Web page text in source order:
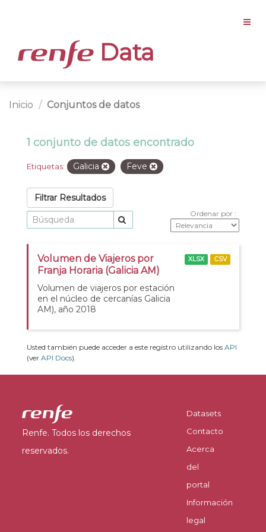
Data
Inicio Conjuntos de datos
1 conjunto de datos encontrado
Etiquetas: Galicia Feve
Filtrar Resultados
Ordenar por
Volumen de Viajeros por
Franja Horaria (Galicia AM)
Volumen de viajeros por estación
en el núcleo de cercanías Galicia
AM), año 2018
XLSX CSV
Usted también puede acceder a este registro utilizando los API
(ver API Docs).
Renfe. Todos los derechos
reservados.
Datasets
Contacto
Acerca
del
portal
Información
legal